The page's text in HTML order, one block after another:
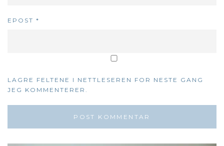
EPOST *
LAGRE FELTENE I NETTLESEREN FOR NESTE GANG
JEG KOMMENTERER.